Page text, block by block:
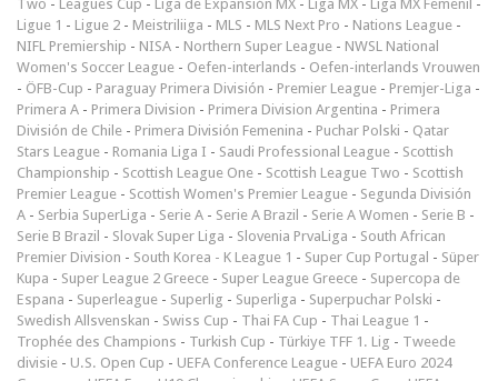
Two - Leagues Cup - Liga de Expansión MX - Liga MX - Liga MX Femenil -
Ligue 1 - Ligue 2 - Meistriliiga - MLS - MLS Next Pro - Nations League -
NIFL Premiership - NISA - Northern Super League - NWSL National
Women's Soccer League - Oefen-interlands - Oefen-interlands Vrouwen
- ÖFB-Cup - Paraguay Primera División - Premier League - Premjer-Liga -
Primera A - Primera Division - Primera Division Argentina - Primera
División de Chile - Primera División Femenina - Puchar Polski - Qatar
Stars League - Romania Liga I - Saudi Professional League - Scottish
Championship - Scottish League One - Scottish League Two - Scottish
Premier League - Scottish Women's Premier League - Segunda División
A - Serbia SuperLiga - Serie A - Serie A Brazil - Serie A Women - Serie B -
Serie B Brazil - Slovak Super Liga - Slovenia PrvaLiga - South African
Premier Division - South Korea - K League 1 - Super Cup Portugal - Süper
Kupa - Super League 2 Greece - Super League Greece - Supercopa de
Espana - Superleague - Superlig - Superliga - Superpuchar Polski -
Swedish Allsvenskan - Swiss Cup - Thai FA Cup - Thai League 1 -
Trophée des Champions - Turkish Cup - Türkiye TFF 1. Lig - Tweede
divisie - U.S. Open Cup - UEFA Conference League - UEFA Euro 2024